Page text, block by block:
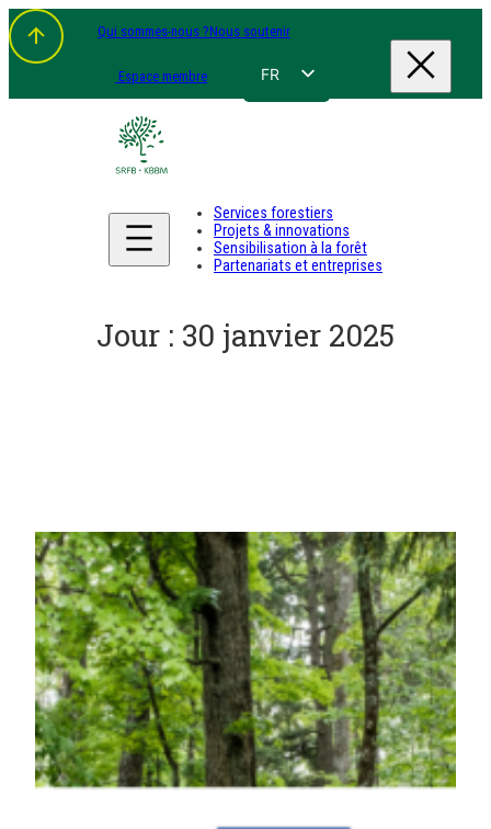
Aller
au
contenu
Qui sommes-nous ?Nous soutenir
Espace membre FR
DE
Services forestiers
Projets & innovations
Sensibilisation à la forêt
Partenariats et entreprises
Jour : 30 janvier 2025